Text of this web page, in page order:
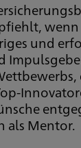
und
als Mentor.